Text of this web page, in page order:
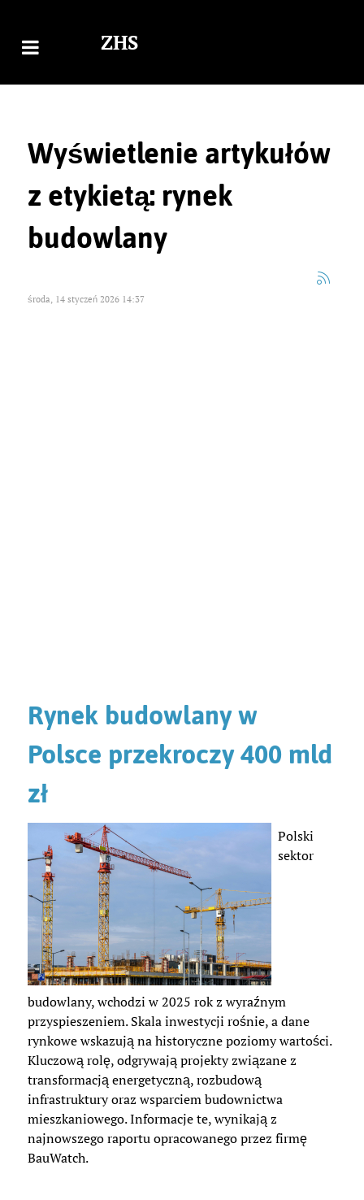
ZHS
Wyświetlenie artykułów
z etykietą: rynek
budowlany
środa, 14 styczeń 2026 14:37
Rynek budowlany w
Polsce przekroczy 400 mld
zł
Polski
sektor
budowlany, wchodzi w 2025 rok z wyraźnym
przyspieszeniem. Skala inwestycji rośnie, a dane
rynkowe wskazują na historyczne poziomy wartości.
Kluczową rolę, odgrywają projekty związane z
transformacją energetyczną, rozbudową
infrastruktury oraz wsparciem budownictwa
mieszkaniowego. Informacje te, wynikają z
najnowszego raportu opracowanego przez firmę
BauWatch.